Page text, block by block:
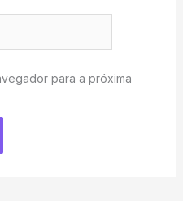
para a próxima